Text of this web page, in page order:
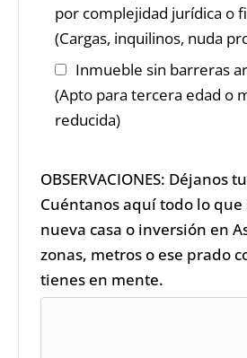
por complejidad jurídica o
(Cargas, inquilinos, nuda
Inmueble sin barreras
(Apto para tercera edad o
reducida)
OBSERVACIONES: Déjanos
Cuéntanos aquí todo lo
nueva casa o inversión en
zonas, metros o ese prado
tienes en mente.